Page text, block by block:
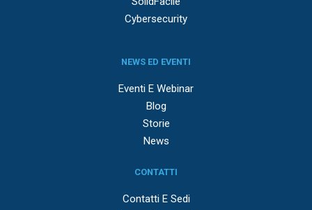
Cybersecurity
NEWS ED EVENTI
Eventi E Webinar
Blog
Storie
News
CONTATTI
Contatti E Sedi